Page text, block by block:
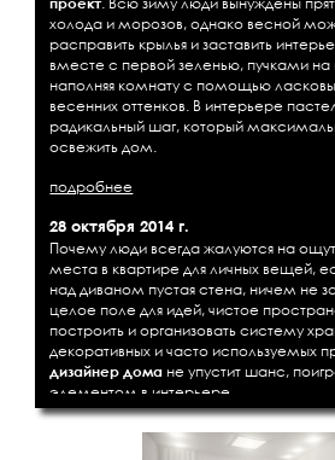
холода и морозов, однако весной
расправить крылья и заставить
вместе с первой зеленью, пучками на
наполняя комнату с помощью
весенних оттенков. В интерьере
радикальный шаг, который
освежить дом.
подробнее
28 октября 2014 г.
Почему люди всегда жалуются на
места в квартире для личных вещей,
над диваном пустая стена, ничем не
целое поле для идей, чистое
построить и организовать систему
декоративных и часто используемых
дизайнер дома не упустит шанс,
элементом в интерьере.